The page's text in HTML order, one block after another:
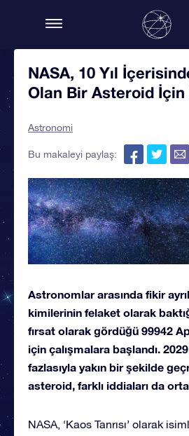
NASA, 10 Yıl
Olan Bir Asteroid İçin
Astronomi
Bu makaleyi paylaş:
Astronomlar arasında fikir
kimilerinin felaket olarak
fırsat olarak gördüğü 99942
için çalışmalara başlandı.
fazlasıyla yakın bir şekilde
asteroid, farklı iddiaları da
NASA, ‘Kaos Tanrısı’ olarak